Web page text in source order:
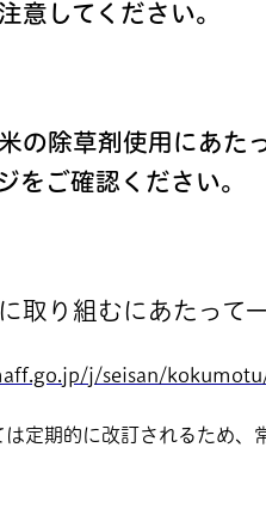
意してください。
の除草剤使用にあた
をご確認ください。
に取り組むにあたっ
j/seisan/
定期的に改訂されるため、